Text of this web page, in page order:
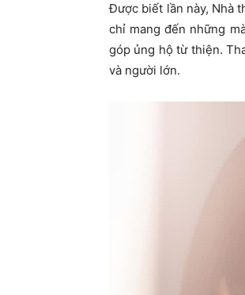
Được biết lần này, Nhà
chỉ mang đến những
góp ủng hộ từ thiện.
và người lớn.